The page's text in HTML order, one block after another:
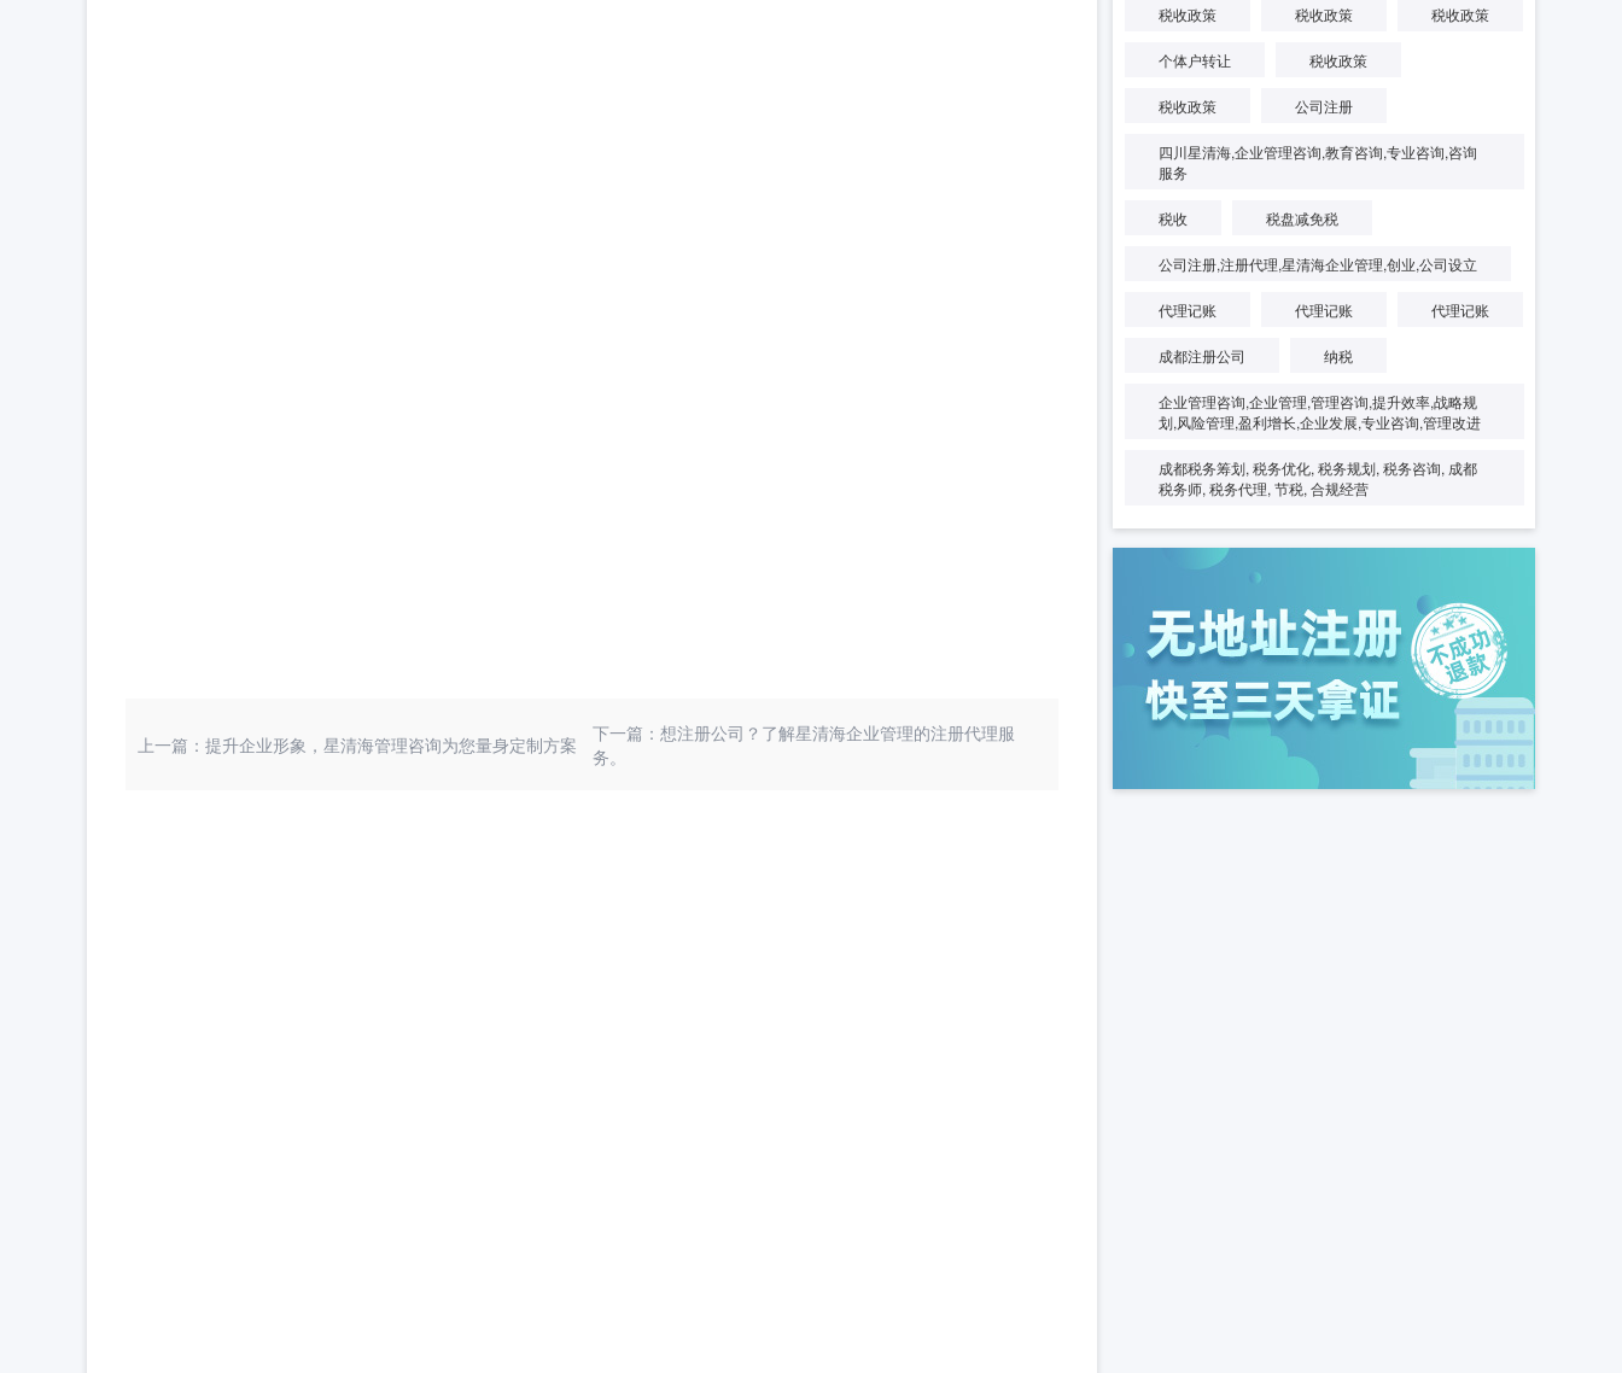
上一篇：提升企业形象，星清海管理咨询为您量身定制方案
下一篇：想注册公司？了解星清海企业管理的注册代理服
务。
税收政策 税收政策 税收政策
个体户转让 税收政策
税收政策 公司注册
四川星清海,企业管理咨询,教育咨询,专业咨询,咨询
服务
税收 税盘减免税
公司注册,注册代理,星清海企业管理,创业,公司设立
代理记账 代理记账 代理记账
成都注册公司 纳税
企业管理咨询,企业管理,管理咨询,提升效率,战略规
划,风险管理,盈利增长,企业发展,专业咨询,管理改进
成都税务筹划, 税务优化, 税务规划, 税务咨询, 成都
税务师, 税务代理, 节税, 合规经营